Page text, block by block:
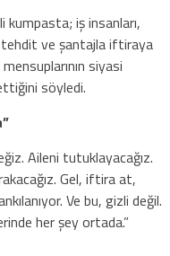
kumpasta; iş insanları,
tehdit ve şantajla iftiraya
siyasi
söyledi.
Aileni tutuklayacağız.
Gel, iftira at,
Ve bu, gizli değil.
her şey ortada.”